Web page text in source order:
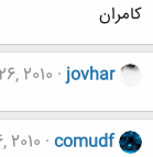
کامران
jovhar
2010
comudf
2010